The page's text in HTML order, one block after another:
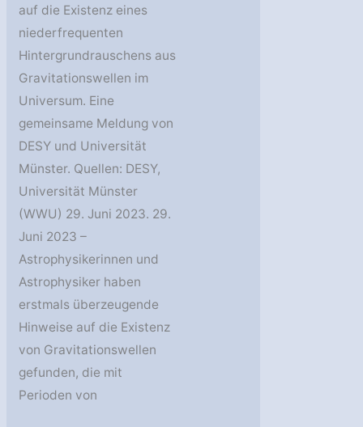
auf die Existenz eines
niederfrequenten
Hintergrundrauschens aus
Gravitationswellen im
Universum. Eine
gemeinsame Meldung von
DESY und Universität
Münster. Quellen: DESY,
Universität Münster
(WWU) 29. Juni 2023. 29.
Juni 2023 –
Astrophysikerinnen und
Astrophysiker haben
erstmals überzeugende
Hinweise auf die Existenz
von Gravitationswellen
gefunden, die mit
Perioden von